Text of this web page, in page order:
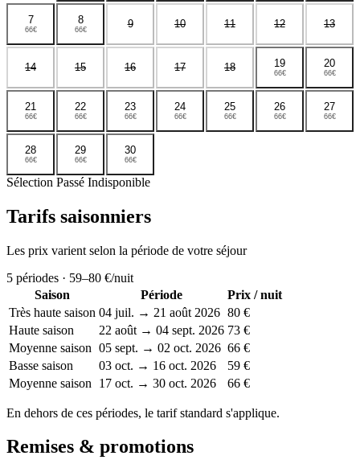
7
66€
8
66€ 9 10 11 12 13
14 15 16 17 18 19
66€
20
66€
21
66€
22
66€
23
66€
24
66€
25
66€
26
66€
27
66€
28
66€
29
66€
30
66€
Sélection Passé Indisponible
Tarifs saisonniers
Les prix varient selon la période de votre séjour
5 périodes · 59–80 €/nuit
Saison
Période
Prix / nuit
Très haute saison 04 juil. → 21 août 2026 80 €
Haute saison
22 août → 04 sept. 2026 73 €
Moyenne saison 05 sept. → 02 oct. 2026 66 €
Basse saison
03 oct. → 16 oct. 2026
59 €
Moyenne saison
17 oct. → 30 oct. 2026 66 €
En dehors de ces périodes, le tarif standard s'applique.
Remises & promotions